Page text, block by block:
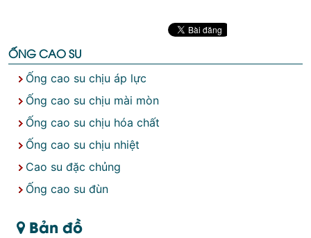
ỐNG CAO SU
Ống cao su chịu áp lực
Ống cao su chịu mài mòn
Ống cao su chịu hóa chất
Ống cao su chịu nhiệt
Cao su đặc chủng
Ống cao su đùn
Bản đồ